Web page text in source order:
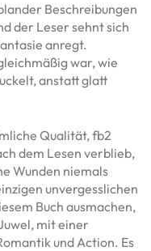
Beschreibungen
der Leser sehnt sich
anregt.
war, wie
anstatt glatt
Qualität, fb2
dem Lesen verblieb,
Wunden niemals
unvergesslichen
Buch ausmachen,
mit einer
und Action. Es